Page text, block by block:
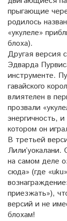
прыгающие
родилось
«укулеле»
блоха).
Другая версия
Эдварда
инструменте.
гавайского
влиятелен в
прозвали
энергичность,
котором он
В третьей
на самом деле
сюда» (где
приезжать»),
версий и не
блохам!